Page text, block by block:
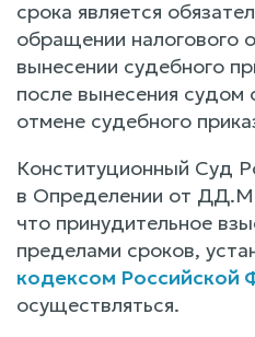
срока является
обращении налогового
вынесении судебного
после вынесения судом
отмене судебного
Конституционный Суд
в Определении от
что принудительное
пределами сроков,
кодексом Российской
осуществляться.